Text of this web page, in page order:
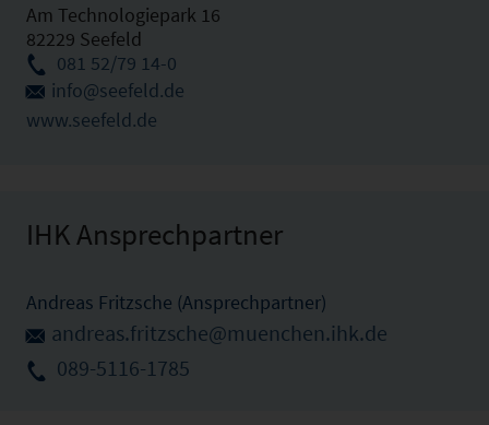
Am Technologiepark 16
82229 Seefeld
081 52/79 14-0
info@seefeld.de
www.seefeld.de
IHK Ansprechpartner
Andreas Fritzsche (Ansprechpartner)
andreas.fritzsche@muenchen.ihk.de
089-5116-1785